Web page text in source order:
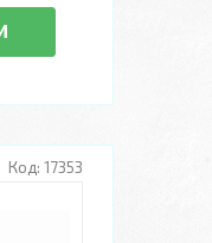
17353